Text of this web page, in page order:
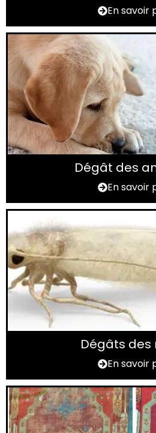
En savoir
Dégât des
En savoir
Dégâts des
En savoir